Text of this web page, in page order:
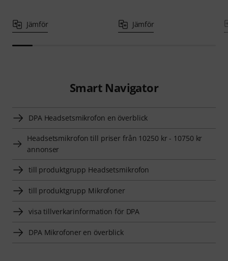
Jämför Jämför
Smart Navigator
DPA Headsetsmikrofon en överblick
Headsetsmikrofon till priser från 10250 kr - 10750 kr
annonser
till produktgrupp Headsetsmikrofon
till produktgrupp Mikrofoner
visa tillverkarinformation för DPA
DPA Mikrofoner en överblick